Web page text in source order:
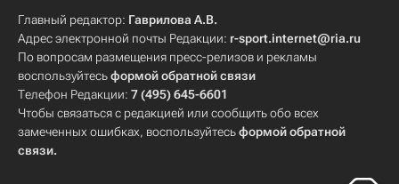
Главный редактор: Гаврилова А.В.
Адрес электронной почты Редакции: r-sport.internet@ria.ru
По вопросам размещения пресс-релизов и рекламы
воспользуйтесьформой обратной связи
Телефон Редакции: 7 (495) 645-6601
Чтобы связаться с редакцией или сообщить обо всех
замеченных ошибках, воспользуйтесьформой обратной
связи.